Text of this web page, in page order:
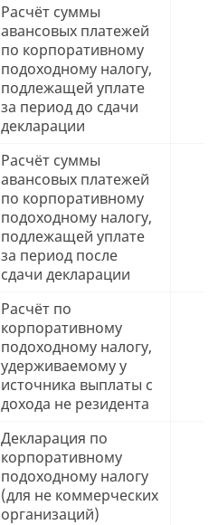
Расчёт суммы
авансовых платежей
по корпоративному
подоходному налогу,
подлежащей уплате
за период до сдачи
декларации
Расчёт суммы
авансовых платежей
по корпоративному
подоходному налогу,
подлежащей уплате
за период после
сдачи декларации
Расчёт по
корпоративному
подоходному налогу,
удерживаемому у
источника выплаты с
дохода не резидента
Декларация по
корпоративному
подоходному налогу
(для не коммерческих
организаций)